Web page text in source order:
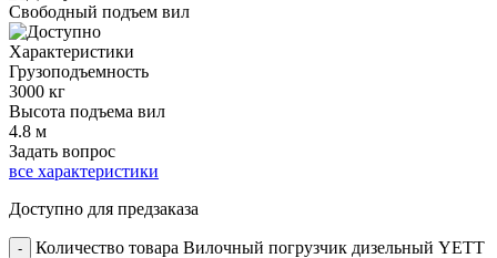
Свободный подъем вил
Характеристики
Грузоподъемность
3000 кг
Высота подъема вил
4.8 м
Задать вопрос
все характеристики
Доступно для предзаказа
-
Количество товара Вилочный погрузчик дизельный YETT